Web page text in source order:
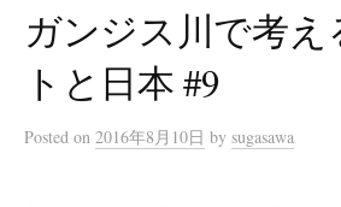
ガンジス川で考え
トと日本 #9
Posted on 2016年8月10日 by sugasawa